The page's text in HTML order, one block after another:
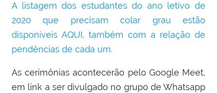
A listagem dos estudantes do ano letivo de
2020 que precisam colar grau estão
disponíveis AQUI, também com a relação de
pendências de cada um.
As cerimônias acontecerão pelo Google Meet,
em link a ser divulgado no grupo de Whatsapp